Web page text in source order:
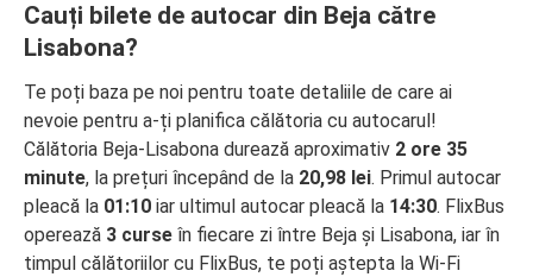
Cauți bilete de autocar din Beja către
Lisabona?
Te poți baza pe noi pentru toate detaliile de care ai
nevoie pentru a-ți planifica călătoria cu autocarul!
Călătoria Beja-Lisabona durează aproximativ 2 ore 35
minute, la prețuri începând de la 20,98 lei. Primul autocar
pleacă la 01:10 iar ultimul autocar pleacă la 14:30. FlixBus
operează 3 curse în fiecare zi între Beja și Lisabona, iar în
timpul călătoriilor cu FlixBus, te poți aștepta la Wi-Fi